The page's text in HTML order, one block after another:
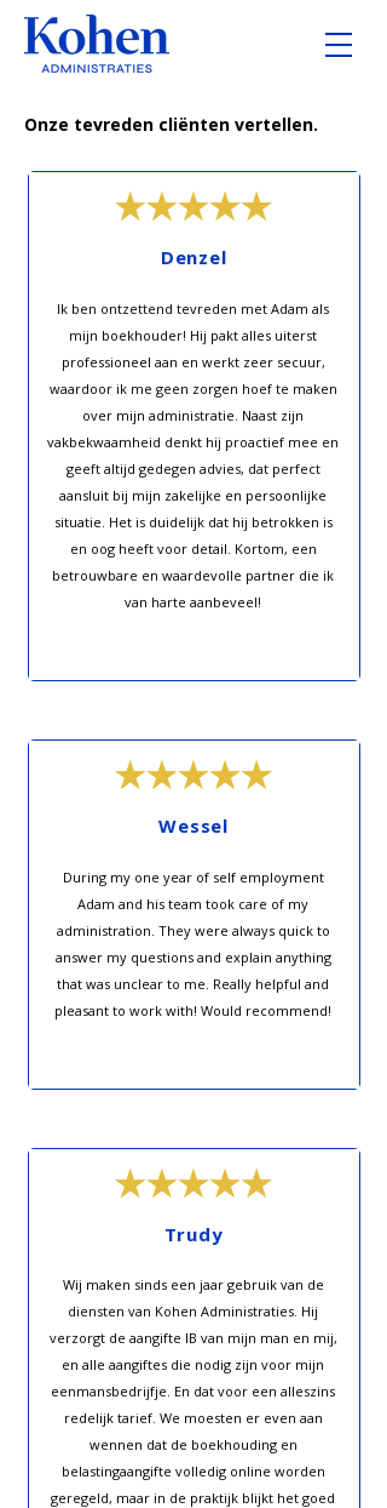
Onze tevreden cliënten vertellen.
Denzel
Ik ben ontzettend tevreden met Adam als
mijn boekhouder! Hij pakt alles uiterst
professioneel aan en werkt zeer secuur,
waardoor ik me geen zorgen hoef te maken
over mijn administratie. Naast zijn
vakbekwaamheid denkt hij proactief mee en
geeft altijd gedegen advies, dat perfect
aansluit bij mijn zakelijke en persoonlijke
situatie. Het is duidelijk dat hij betrokken is
en oog heeft voor detail. Kortom, een
betrouwbare en waardevolle partner die ik
van harte aanbeveel!
Wessel
During my one year of self employment
Adam and his team took care of my
administration. They were always quick to
answer my questions and explain anything
that was unclear to me. Really helpful and
pleasant to work with! Would recommend!
Trudy
Wij maken sinds een jaar gebruik van de
diensten van Kohen Administraties. Hij
verzorgt de aangifte IB van mijn man en mij,
en alle aangiftes die nodig zijn voor mijn
eenmansbedrijfje. En dat voor een alleszins
redelijk tarief. We moesten er even aan
wennen dat de boekhouding en
belastingaangifte volledig online worden
geregeld, maar in de praktijk blijkt het goed